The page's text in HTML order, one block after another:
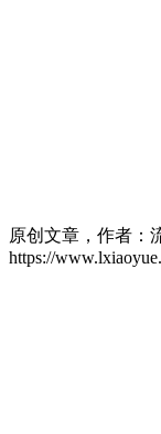
原创文章，作者：
https://